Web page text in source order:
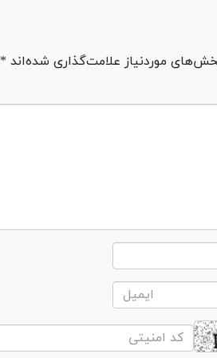
موردنیاز علامت‌گذاری شده‌اند *